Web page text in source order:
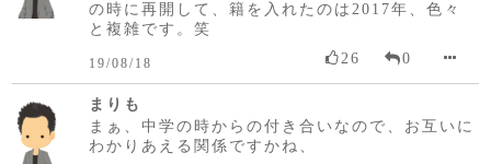
の時に再開して、籍を入れたのは2017年、色々
と複雑です。笑
19/08/18 26 0
まりも
まぁ、中学の時からの付き合いなので、お互いに
わかりあえる関係ですかね、